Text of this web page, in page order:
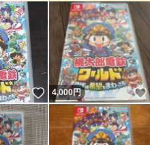
いいね！
4,000円